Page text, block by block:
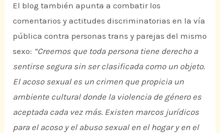
El blog también apunta a combatir los
comentarios y actitudes discriminatorias en la vía
pública contra personas trans y parejas del mismo
sexo: “Creemos que toda persona tiene derecho a
sentirse segura sin ser clasificada como un objeto.
El acoso sexual es un crimen que propicia un
ambiente cultural donde la violencia de género es
aceptada cada vez más. Existen marcos jurídicos
para el acoso y el abuso sexual en el hogar y en el